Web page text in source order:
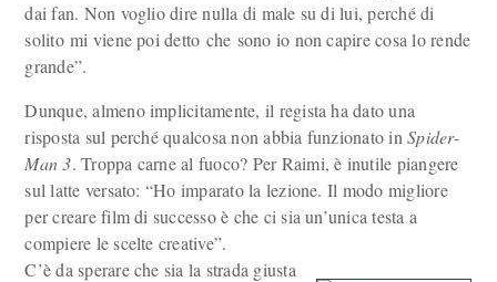
dai fan. Non voglio dire nulla di male su di lui, perché di
solito mi viene poi detto che sono io non capire cosa lo rende
grande”.
Dunque, almeno implicitamente, il regista ha dato una
risposta sul perché qualcosa non abbia funzionato inSpider-
Man 3. Troppa carne al fuoco? Per Raimi, è inutile piangere
sul latte versato: “Ho imparato la lezione. Il modo migliore
per creare film di successo è che ci sia un’unica testa a
compiere le scelte creative”.
C’è da sperare che sia la strada giusta